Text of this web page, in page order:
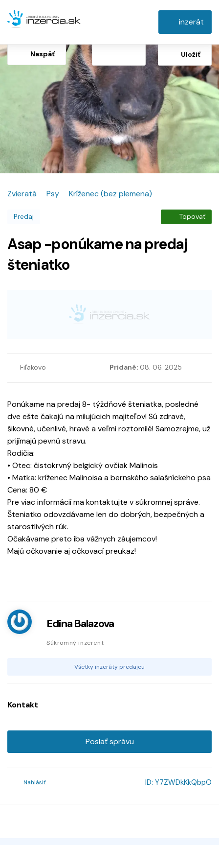
inzerát
Naspäť Uložiť
Zvieratá Psy Kríženec (bez plemena)
Predaj Topovať
Asap -ponúkame na predaj
šteniatko
Fiľakovo Pridané: 08. 06. 2025
Ponúkame na predaj 8- týždňové šteniatka, posledné
dve ešte čakajú na milujúcich majiteľov! Sú zdravé,
šikovné, učenlivé, hravé a veľmi roztomilé! Samozrejme, už
prijímajú pevnú stravu.
Rodičia:
• Otec: čistokrvný belgický ovčiak Malinois
• Matka: kríženec Malinoisa a bernského salašníckeho psa
Cena: 80 €
Pre viac informácií ma kontaktujte v súkromnej správe.
Šteniatko odovzdávame len do dobrých, bezpečných a
starostlivých rúk.
Očakávame preto iba vážnych záujemcov!
Majú očkovanie aj očkovací preukaz!
Edina Balazova
Súkromný inzerent
Všetky inzeráty predajcu
Kontakt
Poslať správu
Nahlásiť ID: Y7ZWDkKkQbpO